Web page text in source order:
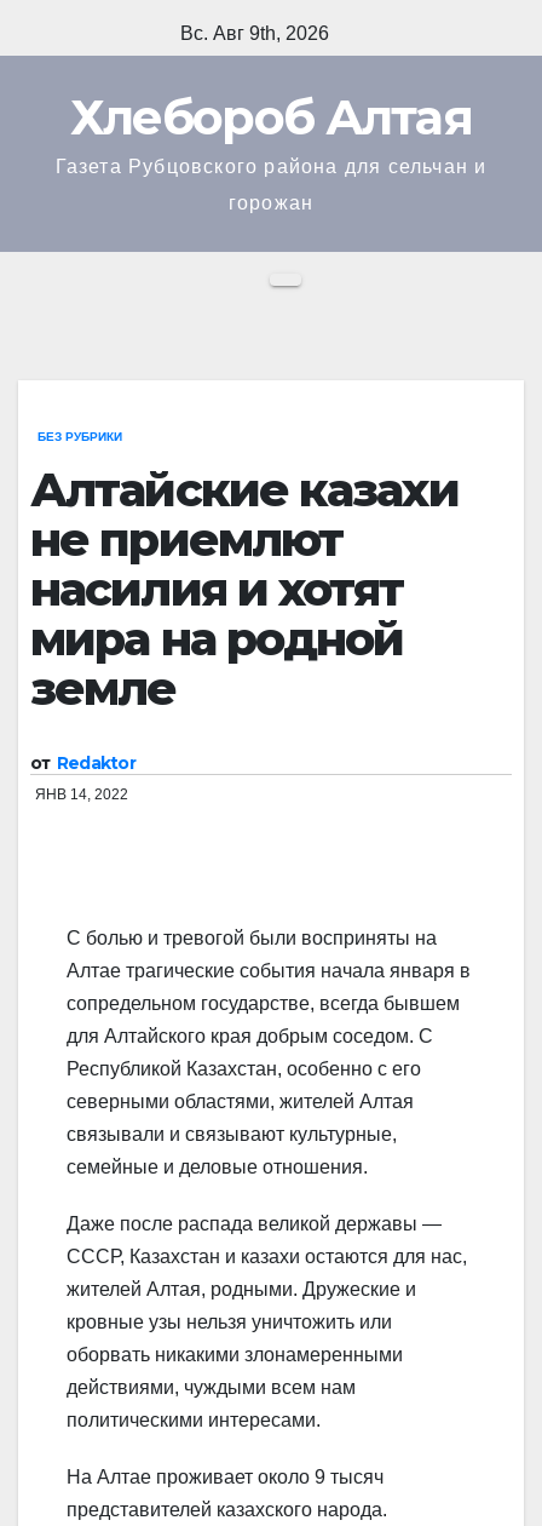
к
Вс. Авг 9th, 2026
Хлебороб Алтая
Газета Рубцовского района для сельчан и
горожан
БЕЗ РУБРИКИ
Алтайские казахи
не приемлют
насилия и хотят
мира на родной
земле
от Redaktor
ЯНВ 14, 2022
С болью и тревогой были восприняты на
Алтае трагические события начала января в
сопредельном государстве, всегда бывшем
для Алтайского края добрым соседом. С
Республикой Казахстан, особенно с его
северными областями, жителей Алтая
связывали и связывают культурные,
семейные и деловые отношения.
Даже после распада великой державы —
СССР, Казахстан и казахи остаются для нас,
жителей Алтая, родными. Дружеские и
кровные узы нельзя уничтожить или
оборвать никакими злонамеренными
действиями, чуждыми всем нам
политическими интересами.
На Алтае проживает около 9 тысяч
представителей казахского народа.